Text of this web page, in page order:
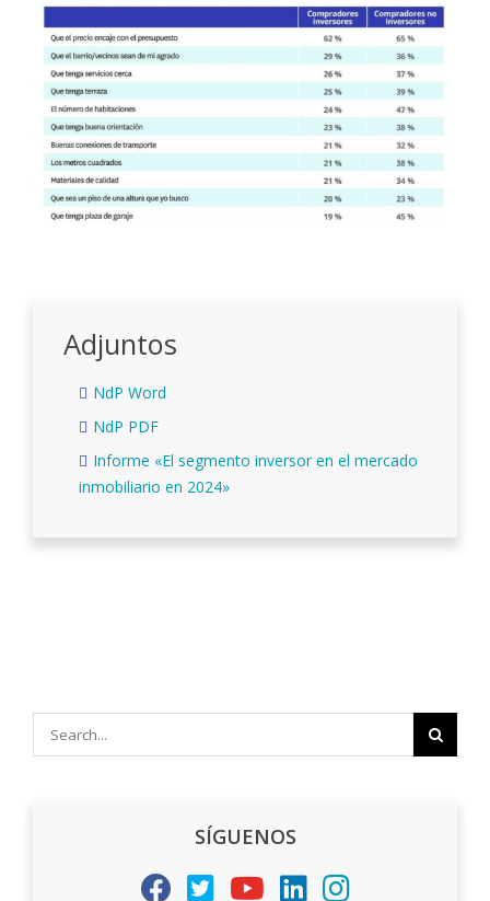
Adjuntos
NdP Word
NdP PDF
Informe «El segmento inversor en el mercado
inmobiliario en 2024»
SÍGUENOS